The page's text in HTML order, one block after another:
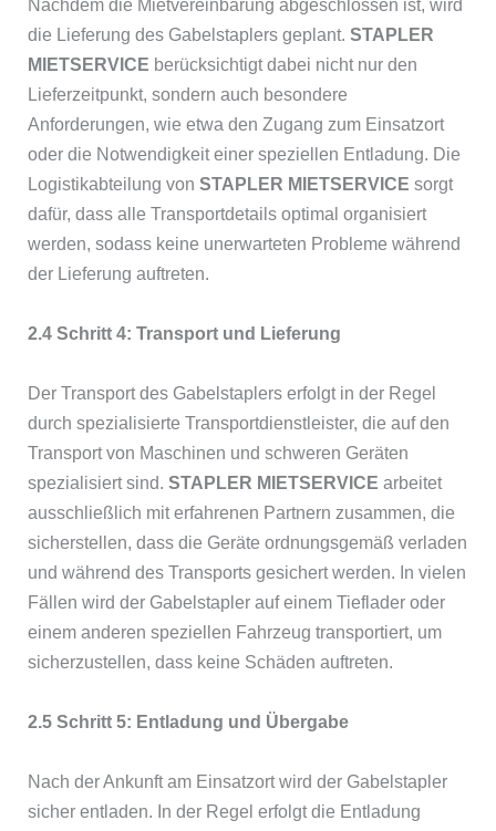
Nachdem die Mietvereinbarung abgeschlossen ist, wird
die Lieferung des Gabelstaplers geplant. STAPLER
MIETSERVICE berücksichtigt dabei nicht nur den
Lieferzeitpunkt, sondern auch besondere
Anforderungen, wie etwa den Zugang zum Einsatzort
oder die Notwendigkeit einer speziellen Entladung. Die
Logistikabteilung von STAPLER MIETSERVICE sorgt
dafür, dass alle Transportdetails optimal organisiert
werden, sodass keine unerwarteten Probleme während
der Lieferung auftreten.
2.4 Schritt 4: Transport und Lieferung
Der Transport des Gabelstaplers erfolgt in der Regel
durch spezialisierte Transportdienstleister, die auf den
Transport von Maschinen und schweren Geräten
spezialisiert sind. STAPLER MIETSERVICE arbeitet
ausschließlich mit erfahrenen Partnern zusammen, die
sicherstellen, dass die Geräte ordnungsgemäß verladen
und während des Transports gesichert werden. In vielen
Fällen wird der Gabelstapler auf einem Tieflader oder
einem anderen speziellen Fahrzeug transportiert, um
sicherzustellen, dass keine Schäden auftreten.
2.5 Schritt 5: Entladung und Übergabe
Nach der Ankunft am Einsatzort wird der Gabelstapler
sicher entladen. In der Regel erfolgt die Entladung